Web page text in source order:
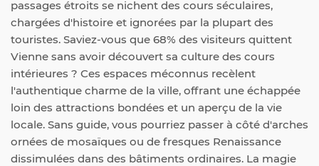
passages étroits se nichent des cours séculaires,
chargées d'histoire et ignorées par la plupart des
touristes. Saviez-vous que 68% des visiteurs quittent
Vienne sans avoir découvert sa culture des cours
intérieures ? Ces espaces méconnus recèlent
l'authentique charme de la ville, offrant une échappée
loin des attractions bondées et un aperçu de la vie
locale. Sans guide, vous pourriez passer à côté d'arches
ornées de mosaïques ou de fresques Renaissance
dissimulées dans des bâtiments ordinaires. La magie